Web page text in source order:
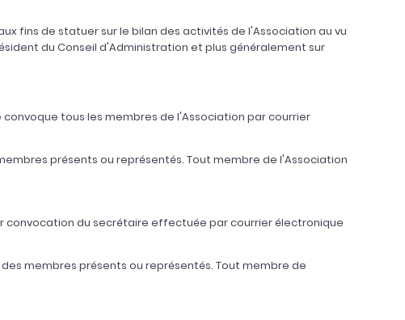
fins de statuer sur le bilan des activités de l'Association au vu
du Conseil d'Administration et plus généralement sur
tous les membres de l'Association par courrier
présents ou représentés. Tout membre de l'Association
convocation du secrétaire effectuée par courrier électronique
membres présents ou représentés. Tout membre de